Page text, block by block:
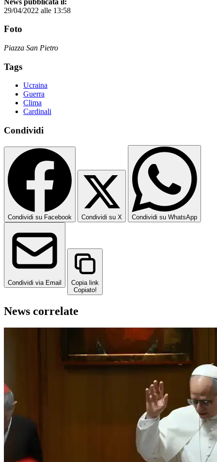
29/04/2022 alle 13:58
Foto
Piazza San Pietro
Tags
Ucraina
Guerra
Clima
Cardinali
Condividi
Condividi su Facebook Condividi su X Condividi su WhatsApp
Condividi via Email
Copia link
Copiato!
News correlate